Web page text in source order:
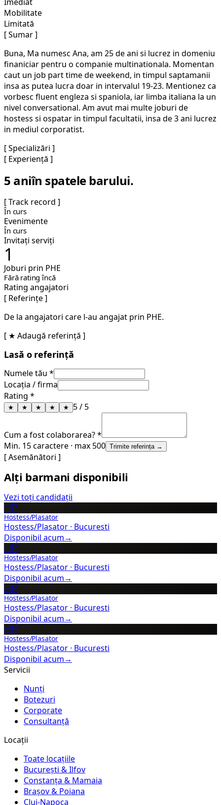
Mobilitate
Limitată
[ Sumar ]
Buna, Ma numesc Ana, am 25 de ani si lucrez in domeniu
finaniciar pentru o companie multinationala. Momentan
caut un job part time de weekend, in timpul saptamanii
insa as putea lucra doar in intervalul 19-23. Mentionez ca
vorbesc fluent engleza si spaniola, iar limba italiana la un
nivel conversational. Am avut mai multe joburi de
hostess si ospatar in timpul facultatii, insa de 3 ani lucrez
in mediul corporatist.
[ Specializări ]
[ Experiență ]
5 aniîn spatele barului.
[ Track record ]
În curs
Evenimente
În curs
Invitați serviți
1
Joburi prin PHE
Fără rating încă
Rating angajatori
[ Referințe ]
De la angajatori care l-au angajat prin PHE.
[ ★ Adaugă referință ]
Lasă o referință
Numele tău *
Locația / firma
Rating *
★ ★ ★ ★ ★ 5/ 5
Cum a fost colaborarea? *
Min. 15 caractere · max 500 Trimite referința →
[ Asemănători ]
Alți barmani disponibili
Vezi toți candidații
HP
Hostess/Plasator
Hostess/Plasator · Bucuresti
Disponibil acum→
HP
Hostess/Plasator
Hostess/Plasator · Bucuresti
Disponibil acum→
HP
Hostess/Plasator
Hostess/Plasator · Bucuresti
Disponibil acum→
HP
Hostess/Plasator
Hostess/Plasator · Bucuresti
Disponibil acum→
Servicii
Nunți
Botezuri
Corporate
Consultanță
Locații
Toate locațiile
București & Ilfov
Constanța & Mamaia
Brașov & Poiana
Cluj-Napoca